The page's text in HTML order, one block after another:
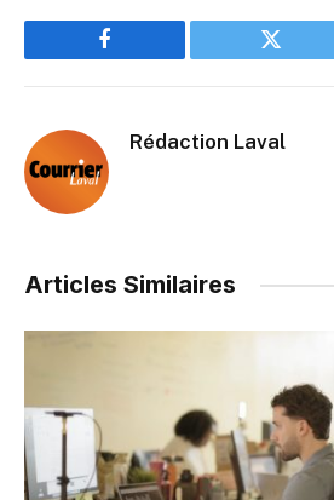
Facebook Twitter
Rédaction Laval
Articles Similaires